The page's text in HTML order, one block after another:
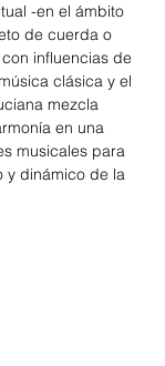
-en el ámbito
de cuerda o
influencias de
clásica y el
mezcla
en una
musicales para
y dinámico de la